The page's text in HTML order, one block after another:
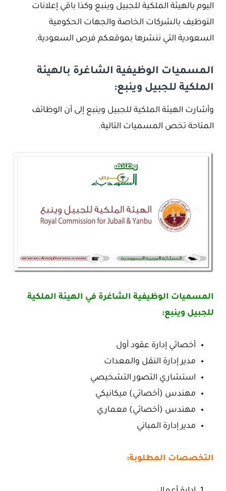
اليوم بالهيئة الملكية للجبيل وينبع وكذا باقي إعلانات
التوظيف بالشركات الخاصة والجهات الحكومية
السعودية التي ننشرها بموقعكم فرص السعودية.
المسميات الوظيفية الشاغرة بالهيئة
الملكية للجبيل وينبع:
وأشارت الهيئة الملكية للجبيل وينبع إلى أن الوظائف
المتاحة تخص المسميات التالية.
المسميات الوظيفية الشاغرة في الهيئة الملكية
للجبيل وينبع:
أخصائي إدارة عقود أول
مدير إدارة النقل والمعدات
استشاري التصور التشخيصي
مهندس (أخصائي) ميكانيكي
مهندس (أخصائي) معماري
مدير إدارة المباني
التخصصات المطلوبة: